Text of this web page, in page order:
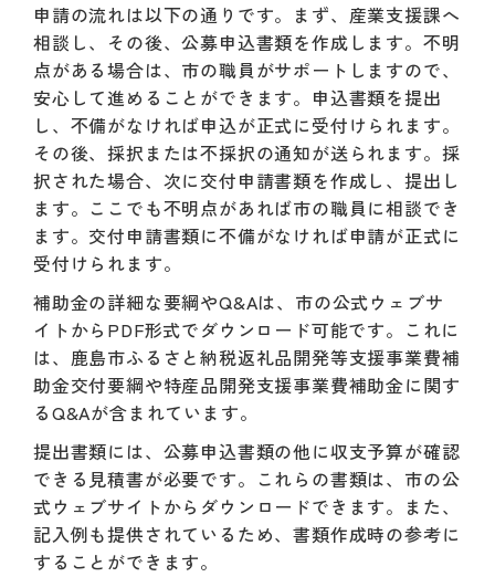
申請の流れは以下の通りです。まず、産業支援課へ
相談し、その後、公募申込書類を作成します。不明
点がある場合は、市の職員がサポートしますので、
安心して進めることができます。申込書類を提出
し、不備がなければ申込が正式に受付けられます。
その後、採択または不採択の通知が送られます。採
択された場合、次に交付申請書類を作成し、提出し
ます。ここでも不明点があれば市の職員に相談でき
ます。交付申請書類に不備がなければ申請が正式に
受付けられます。
補助金の詳細な要綱やQ&Aは、市の公式ウェブサ
イトからPDF形式でダウンロード可能です。これに
は、鹿島市ふるさと納税返礼品開発等支援事業費補
助金交付要綱や特産品開発支援事業費補助金に関す
るQ&Aが含まれています。
提出書類には、公募申込書類の他に収支予算が確認
できる見積書が必要です。これらの書類は、市の公
式ウェブサイトからダウンロードできます。また、
記入例も提供されているため、書類作成時の参考に
することができます。